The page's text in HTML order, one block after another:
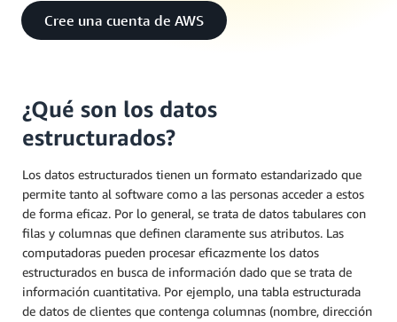
Cree una cuenta de AWS
¿Qué son los datos
estructurados?
Los datos estructurados tienen un formato estandarizado que
permite tanto al software como a las personas acceder a estos
de forma eficaz. Por lo general, se trata de datos tabulares con
filas y columnas que definen claramente sus atributos. Las
computadoras pueden procesar eficazmente los datos
estructurados en busca de información dado que se trata de
información cuantitativa. Por ejemplo, una tabla estructurada
de datos de clientes que contenga columnas (nombre, dirección